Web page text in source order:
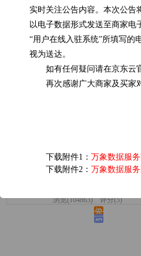
实时关注公告内容。本次公告
以电子数据形式发送至商家电
“用户在线入驻系统”所填写的
视为送达。
如有任何疑问请在京东云
再次感谢广大商家及买家
下载附件1： 万象数据服
下载附件2： 万象数据服
全球IP归属地查询IP
地址查询IP地址解
低于0.01元/次
浏览(104863) 评分(5)